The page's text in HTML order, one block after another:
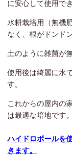
に安心して使用で
水耕栽培用（無機
なく、根がドンド
土のように雑菌が
使用後は綺麗に水
す。
これからの屋内の
は最適な培地です。
ハイドロボールを
きます。